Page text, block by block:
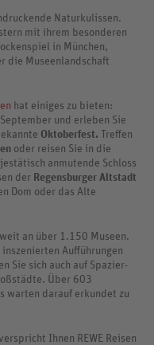
Naturkulissen.
mit ihrem besonderen
in München,
die Museenlandschaft
hat einiges zu bieten:
und erleben Sie
Oktoberfest. Treffen
oder reisen Sie in die
anmutende Schloss
der Regensburger Altstadt
Dom oder das Alte
an über 1.150 Museen.
Aufführungen
Sie sich auch auf Spazier-
Über 603
warten darauf erkundet zu
Ihnen REWE Reisen